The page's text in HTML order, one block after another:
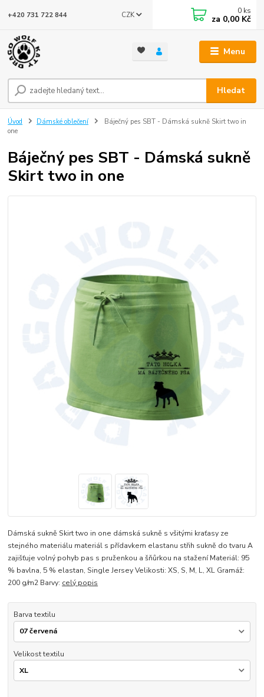
Menu
CZK
Hledat
+420 731 722 844 0 ks
za 0,00 Kč
Úvod Dámské oblečení
Báječný pes SBT - Dámská sukně Skirt two in
one
Báječný pes SBT - Dámská sukně
Skirt two in one
Dámská sukně Skirt two in one dámská sukně s všitými kraťasy ze
stejného materiálu materiál s přídavkem elastanu střih sukně do tvaru A
zajišťuje volný pohyb pas s pruženkou a šňůrkou na stažení Materiál: 95
% bavlna, 5 % elastan, Single Jersey Velikosti: XS, S, M, L, XL Gramáž:
200 g/m2 Barvy: celý popis
Barva textilu
Velikost textilu